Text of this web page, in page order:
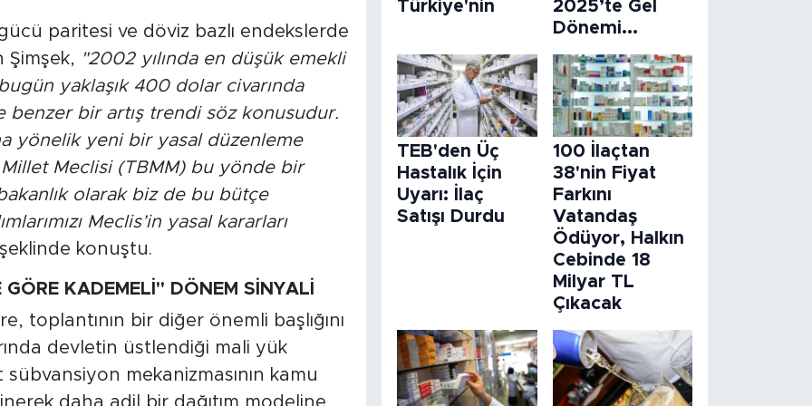
paritesi ve döviz bazlı endekslerde
"2002 yılında en düşük emekli
yaklaşık 400 dolar civarında
bir artış trendi söz konusudur.
yönelik yeni bir yasal düzenleme
Meclisi (TBMM) bu yönde bir
olarak biz de bu bütçe
Meclis’in yasal kararları
konuştu.
KADEMELİ" DÖNEM SİNYALİ
toplantının bir diğer önemli başlığını
devletin üstlendiği mali yük
mekanizmasının kamu
Türkiye'nin
2025’te Gel
Dönemi...
TEB'den Üç
Hastalık İçin
Uyarı: İlaç
Satışı Durdu
100 İlaçtan
38'nin Fiyat
Farkını
Vatandaş
Ödüyor, Halkın
Cebinde 18
Milyar TL
Çıkacak